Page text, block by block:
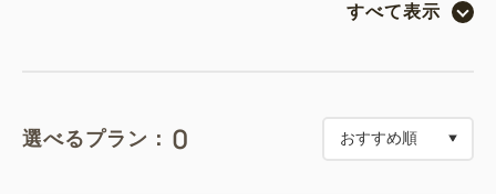
プレイヤー ／フェイシャルスチーマーr／ヘルスメー
歯ブラシセット ／ レザー ／ シェービングクリーム
すべて表示
選べるプラン： 0